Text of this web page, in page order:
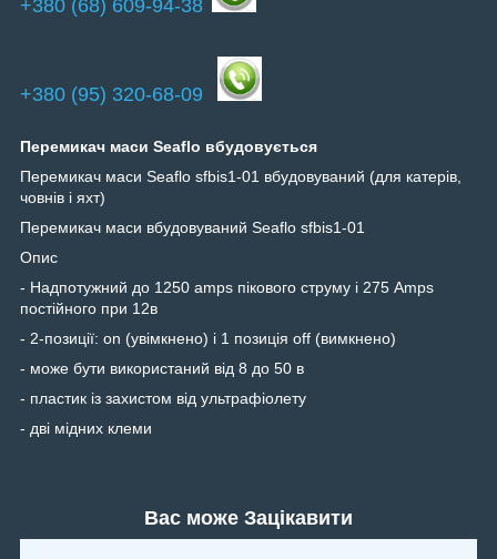
+380 (68) 609-94-38
+380 (95) 320-68-09
Перемикач маси Seaflo вбудовується
Перемикач маси Seaflo sfbis1-01 вбудовуваний (для катерів,
човнів і яхт)
Перемикач маси вбудовуваний Seaflo sfbis1-01
Опис
- Надпотужний до 1250 amps пікового струму і 275 Amps
постійного при 12в
- 2-позиції: on (увімкнено) і 1 позиція off (вимкнено)
- може бути використаний від 8 до 50 в
- пластик із захистом від ультрафіолету
- дві мідних клеми
Вас може Зацікавити